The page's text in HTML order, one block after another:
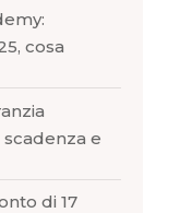
cosa
e
di 17